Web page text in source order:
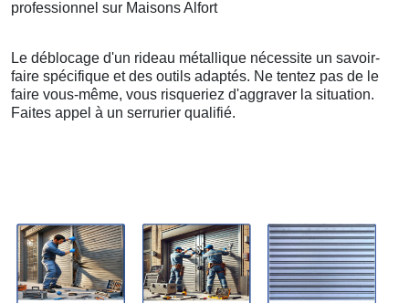
professionnel sur Maisons Alfort
Le déblocage d'un rideau métallique nécessite un savoir-
faire spécifique et des outils adaptés. Ne tentez pas de le
faire vous-même, vous risqueriez d'aggraver la situation.
Faites appel à un serrurier qualifié.